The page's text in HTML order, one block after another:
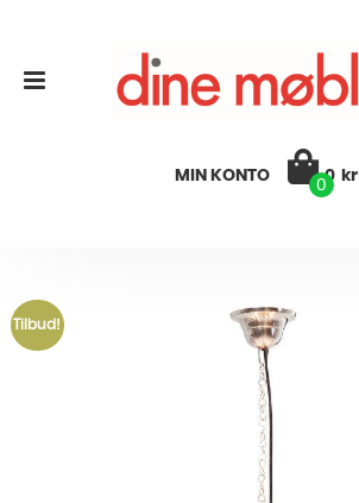
MIN KONTO
0
0 kr
Tilbud!